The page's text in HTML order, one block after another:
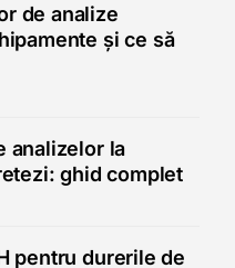
de analize
și ce să
analizelor la
ghid complet
pentru durerile de